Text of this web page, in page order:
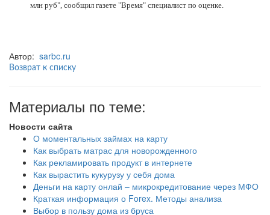
млн руб", сообщил газете "Время" специалист по оценке.
Автор: sarbc.ru
Возврат к списку
Материалы по теме:
Новости сайта
О моментальных займах на карту
Как выбрать матрас для новорожденного
Как рекламировать продукт в интернете
Как вырастить кукурузу у себя дома
Деньги на карту онлай – микрокредитование через МФО
Краткая информация о Forex. Методы анализа
Выбор в пользу дома из бруса